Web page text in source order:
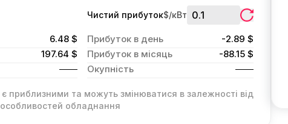
6.48 $
197.64 $
Чистий прибуток$/кВт
Прибуток в день
-2.89 $
Прибуток в місяць
-88.15 $
Окупність
є приблизними та можуть змінюватися в залежності від
обладнання